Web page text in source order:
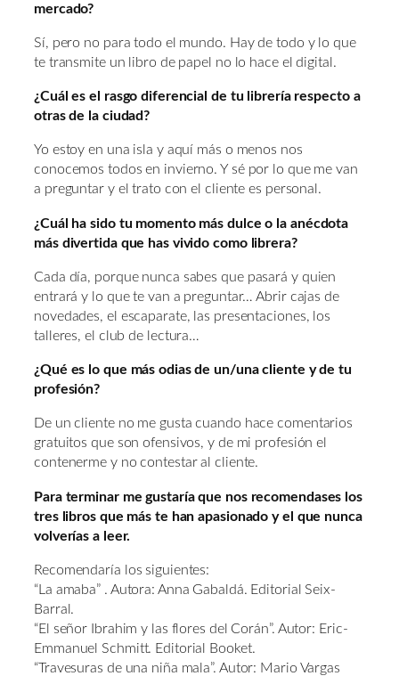
mercado?
Sí, pero no para todo el mundo. Hay de todo y lo que
te transmite un libro de papel no lo hace el digital.
¿Cuál es el rasgo diferencial de tu librería respecto a
otras de la ciudad?
Yo estoy en una isla y aquí más o menos nos
conocemos todos en invierno. Y sé por lo que me van
a preguntar y el trato con el cliente es personal.
¿Cuál ha sido tu momento más dulce o la anécdota
más divertida que has vivido como librera?
Cada día, porque nunca sabes que pasará y quien
entrará y lo que te van a preguntar… Abrir cajas de
novedades, el escaparate, las presentaciones, los
talleres, el club de lectura…
¿Qué es lo que más odias de un/una cliente y de tu
profesión?
De un cliente no me gusta cuando hace comentarios
gratuitos que son ofensivos, y de mi profesión el
contenerme y no contestar al cliente.
Para terminar me gustaría que nos recomendases los
tres libros que más te han apasionado y el que nunca
volverías a leer.
Recomendaría los siguientes:
“La amaba” . Autora: Anna Gabaldá. Editorial Seix-
Barral.
“El señor Ibrahim y las flores del Corán”. Autor: Eric-
Emmanuel Schmitt. Editorial Booket.
“Travesuras de una niña mala”. Autor: Mario Vargas